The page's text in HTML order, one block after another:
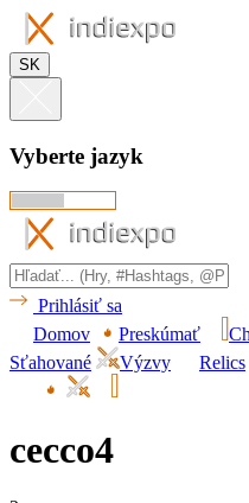
SK
Vyberte jazyk
Prihlásiť sa
Domov
Preskúmať
Sťahované
Výzvy Relics
cecco4